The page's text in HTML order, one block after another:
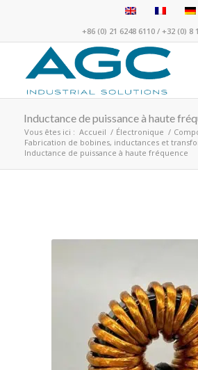
+86 (0) 21 6248 6110 /+32 (0) 8
Inductance de puissance à haute
Vous êtes ici : Accueil / Électronique /
Fabrication de bobines, inductances et
Inductance de puissance à haute fréquence